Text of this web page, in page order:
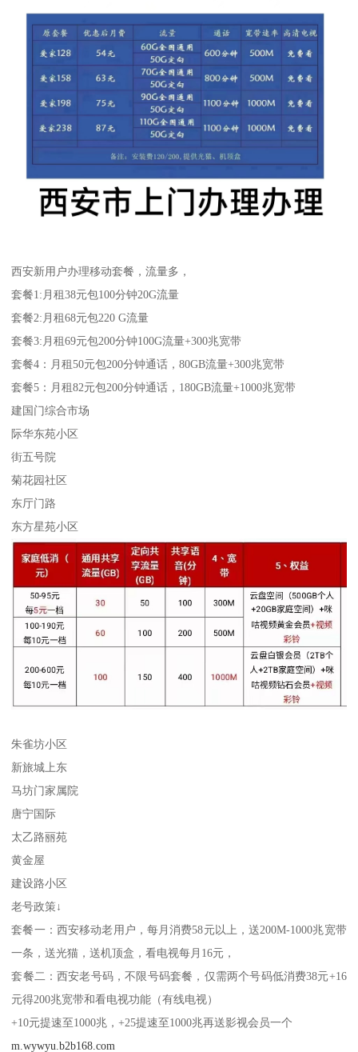
西安新用户办理移动套餐，流量多，
套餐1:月租38元包100分钟20G流量
套餐2:月租68元包220 G流量
套餐3:月租69元包200分钟100G流量+300兆宽带
套餐4：月租50元包200分钟通话，80GB流量+300兆宽带
套餐5：月租82元包200分钟通话，180GB流量+1000兆宽带
建国门综合市场
际华东苑小区
街五号院
菊花园社区
东厅门路
东方星苑小区
朱雀坊小区
新旅城上东
马坊门家属院
唐宁国际
太乙路丽苑
黄金屋
建设路小区
老号政策↓
套餐一：西安移动老用户，每月消费58元以上，送200M-1000兆宽带
一条，送光猫，送机顶盒，看电视每月16元，
套餐二：西安老号码，不限号码套餐，仅需两个号码低消费38元+16
元得200兆宽带和看电视功能（有线电视）
+10元提速至1000兆，+25提速至1000兆再送影视会员一个
m.wywyu.b2b168.com